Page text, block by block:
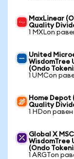
MaxLinear
Quality
1 MXLon
United
WisdomTree
(Ondo
1 UMCon
Home Depot
Quality
1 HDon равен
Global X
WisdomTree
(Ondo
1 ARGTon